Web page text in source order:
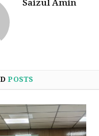
Saizul Amin
POSTS